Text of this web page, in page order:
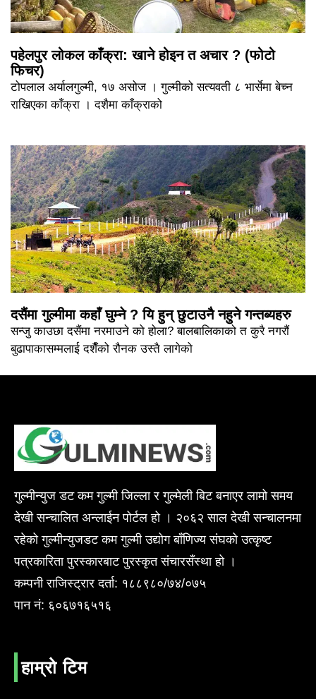
पहेलपुर लोकल काँक्रा: खाने होइन त अचार ? (फोटो
फिचर)
टोपलाल अर्यालगुल्मी, १७ असोज । गुल्मीको सत्यवती ८ भार्सेमा बेच्न
राखिएका काँक्रा । दशैमा काँक्राको
दसैंमा गुल्मीमा कहाँ घुम्ने ? यि हुन् छुटाउनै नहुने गन्तब्यहरु
सन्जु काउछा दसैंमा नरमाउने को होला? बालबालिकाको त कुरै नगरौं
बुढापाकासम्मलाई दशैँको रौनक उस्तै लागेको
गुल्मीन्युज डट कम गुल्मी जिल्ला र गुल्मेली बिट बनाएर लामो समय
देखी सन्चालित अन्लाईन पोर्टल हो । २०६२ साल देखी सन्चालनमा
रहेको गुल्मीन्युजडट कम गुल्मी उद्योग बाँणिज्य संघको उत्कृष्ट
पत्रकारिता पुरस्कारबाट पुरस्कृत संचारसँस्था हो ।
कम्पनी राजिस्ट्रार दर्ता: १८८९८०/७४/०७५
पान नं: ६०६७१६५१६
हाम्रो टिम